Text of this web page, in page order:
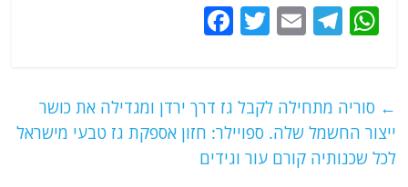
W
s
A
p
T
g
ra
m
E
l
T
er
e
b
o
← סוריה מתחילה לקבל גז דרך ירדן ומגדילה את כושר
ייצור החשמל שלה. ספויילר: חזון אספקת גז טבעי מישראל
לכל שכנותיה קורם עור וגידים